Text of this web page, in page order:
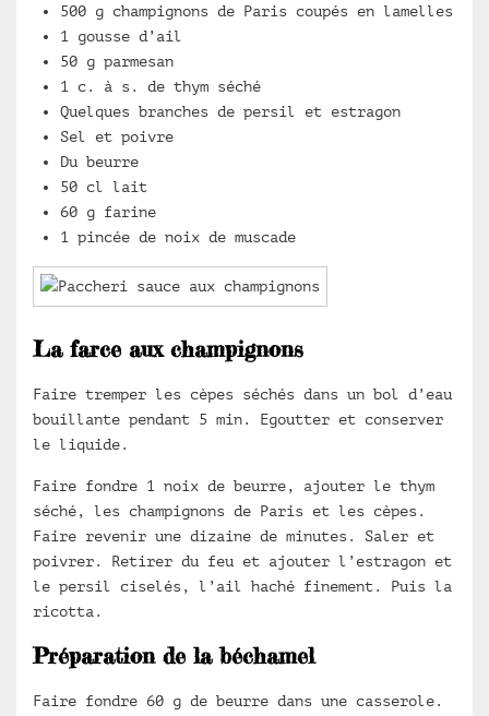
500 g champignons de Paris coupés en lamelles
1 gousse d’ail
50 g parmesan
1 c. à s. de thym séché
Quelques branches de persil et estragon
Sel et poivre
Du beurre
50 cl lait
60 g farine
1 pincée de noix de muscade
La farce aux champignons
Faire tremper les cèpes séchés dans un bol d’eau
bouillante pendant 5 min. Egoutter et conserver
le liquide.
Faire fondre 1 noix de beurre, ajouter le thym
séché, les champignons de Paris et les cèpes.
Faire revenir une dizaine de minutes. Saler et
poivrer. Retirer du feu et ajouter l’estragon et
le persil ciselés, l’ail haché finement. Puis la
ricotta.
Préparation de la béchamel
Faire fondre 60 g de beurre dans une casserole.